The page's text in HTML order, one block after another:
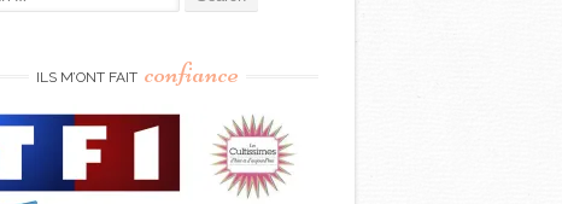
ILS M’ONT FAIT confiance